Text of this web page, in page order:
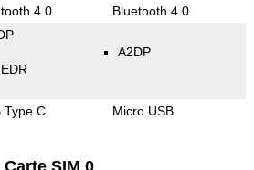
4.0 Bluetooth 4.0
A2DP
Type C Micro USB